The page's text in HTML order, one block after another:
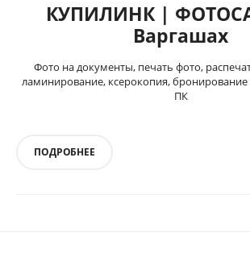
КУПИЛИНК |
Варгашах
Фото на документы, печать фото,
ламинирование, ксерокопия,
ПК
ПОДРОБНЕЕ